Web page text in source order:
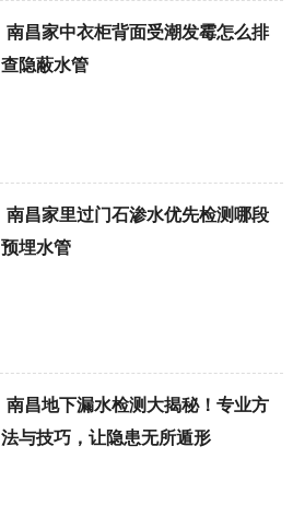
南昌家中衣柜背面受潮发霉怎么排
查隐蔽水管
南昌家里过门石渗水优先检测哪段
预埋水管
南昌地下漏水检测大揭秘！专业方
法与技巧，让隐患无所遁形